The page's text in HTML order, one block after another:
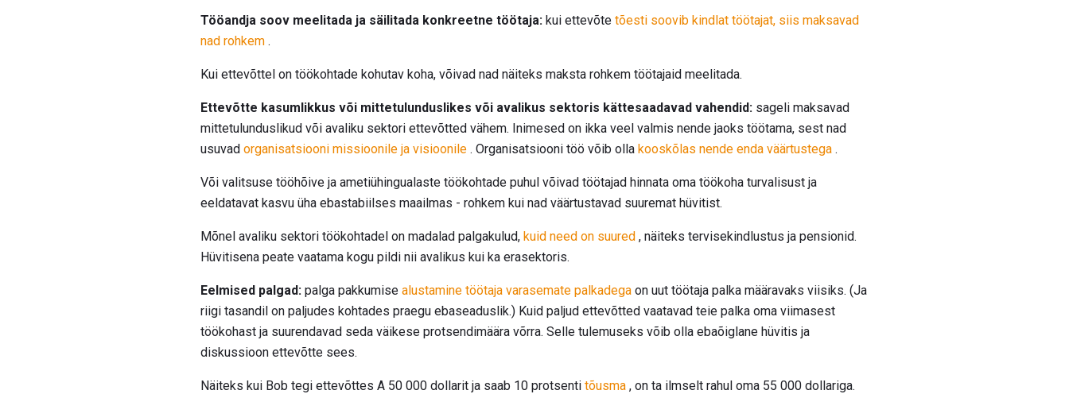
Tööandja soov meelitada ja säilitada konkreetne töötaja: kui ettevõte tõesti soovib kindlat töötajat, siis maksavad
nad rohkem .
Kui ettevõttel on töökohtade kohutav koha, võivad nad näiteks maksta rohkem töötajaid meelitada.
Ettevõtte kasumlikkus või mittetulunduslikes või avalikus sektoris kättesaadavad vahendid: sageli maksavad
mittetulunduslikud või avaliku sektori ettevõtted vähem. Inimesed on ikka veel valmis nende jaoks töötama, sest nad
usuvad organisatsiooni missioonile ja visioonile . Organisatsiooni töö võib olla kooskõlas nende enda väärtustega .
Või valitsuse tööhõive ja ametiühingualaste töökohtade puhul võivad töötajad hinnata oma töökoha turvalisust ja
eeldatavat kasvu üha ebastabiilses maailmas - rohkem kui nad väärtustavad suuremat hüvitist.
Mõnel avaliku sektori töökohtadel on madalad palgakulud, kuid need on suured , näiteks tervisekindlustus ja pensionid.
Hüvitisena peate vaatama kogu pildi nii avalikus kui ka erasektoris.
Eelmised palgad: palga pakkumise alustamine töötaja varasemate palkadega on uut töötaja palka määravaks viisiks. (Ja
riigi tasandil on paljudes kohtades praegu ebaseaduslik.) Kuid paljud ettevõtted vaatavad teie palka oma viimasest
töökohast ja suurendavad seda väikese protsendimäära võrra. Selle tulemuseks võib olla ebaõiglane hüvitis ja
diskussioon ettevõtte sees.
Näiteks kui Bob tegi ettevõttes A 50 000 dollarit ja saab 10 protsenti tõusma , on ta ilmselt rahul oma 55 000 dollariga.